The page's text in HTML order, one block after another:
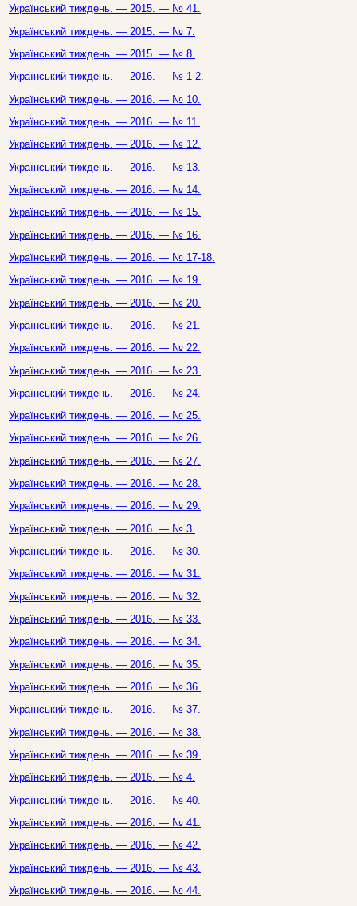
Український тиждень. — 2015. — № 41.
Український тиждень. — 2015. — № 7.
Український тиждень. — 2015. — № 8.
Український тиждень. — 2016. — № 1-2.
Український тиждень. — 2016. — № 10.
Український тиждень. — 2016. — № 11.
Український тиждень. — 2016. — № 12.
Український тиждень. — 2016. — № 13.
Український тиждень. — 2016. — № 14.
Український тиждень. — 2016. — № 15.
Український тиждень. — 2016. — № 16.
Український тиждень. — 2016. — № 17-18.
Український тиждень. — 2016. — № 19.
Український тиждень. — 2016. — № 20.
Український тиждень. — 2016. — № 21.
Український тиждень. — 2016. — № 22.
Український тиждень. — 2016. — № 23.
Український тиждень. — 2016. — № 24.
Український тиждень. — 2016. — № 25.
Український тиждень. — 2016. — № 26.
Український тиждень. — 2016. — № 27.
Український тиждень. — 2016. — № 28.
Український тиждень. — 2016. — № 29.
Український тиждень. — 2016. — № 3.
Український тиждень. — 2016. — № 30.
Український тиждень. — 2016. — № 31.
Український тиждень. — 2016. — № 32.
Український тиждень. — 2016. — № 33.
Український тиждень. — 2016. — № 34.
Український тиждень. — 2016. — № 35.
Український тиждень. — 2016. — № 36.
Український тиждень. — 2016. — № 37.
Український тиждень. — 2016. — № 38.
Український тиждень. — 2016. — № 39.
Український тиждень. — 2016. — № 4.
Український тиждень. — 2016. — № 40.
Український тиждень. — 2016. — № 41.
Український тиждень. — 2016. — № 42.
Український тиждень. — 2016. — № 43.
Український тиждень. — 2016. — № 44.